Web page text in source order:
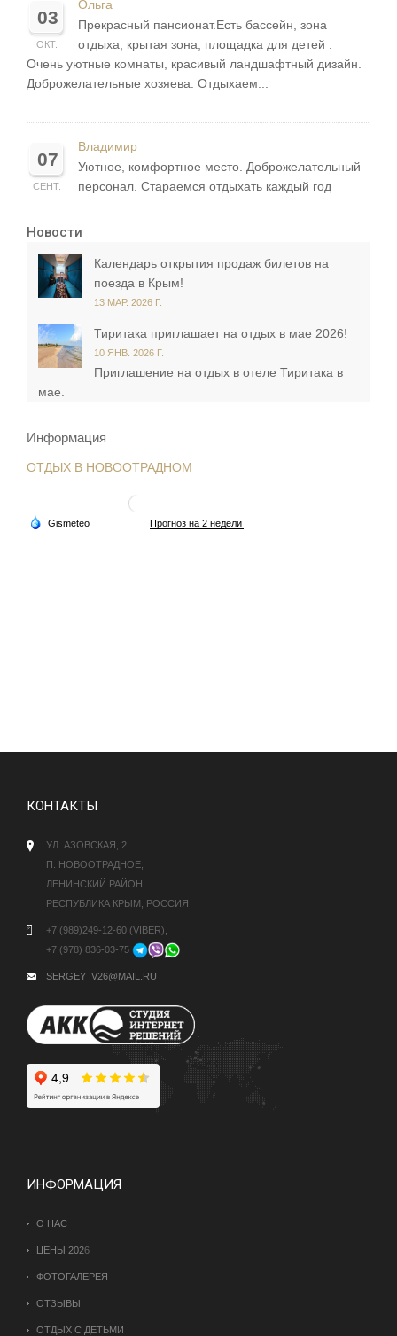
03
ОКТ.
Ольга
Прекрасный пансионат.Есть бассейн, зона
отдыха, крытая зона, площадка для детей .
Очень уютные комнаты, красивый ландшафтный дизайн.
Доброжелательные хозяева. Отдыхаем...
07
СЕНТ.
Владимир
Уютное, комфортное место. Доброжелательный
персонал. Стараемся отдыхать каждый год
Новости
Календарь открытия продаж билетов на
поезда в Крым!
13 МАР. 2026 Г.
Тиритака приглашает на отдых в мае 2026!
10 ЯНВ. 2026 Г.
Приглашение на отдых в отеле Тиритака в
мае.
Информация
ОТДЫХ В НОВООТРАДНОМ
КОНТАКТЫ
УЛ. АЗОВСКАЯ, 2,
П. НОВООТРАДНОЕ,
ЛЕНИНСКИЙ РАЙОН,
РЕСПУБЛИКА КРЫМ, РОССИЯ
+7 (989)249-12-60 (VIBER),
+7 (978) 836-03-75
SERGEY_V26@MAIL.RU
ИНФОРМАЦИЯ
О НАС
ЦЕНЫ 2026
ФОТОГАЛЕРЕЯ
ОТЗЫВЫ
ОТДЫХ С ДЕТЬМИ